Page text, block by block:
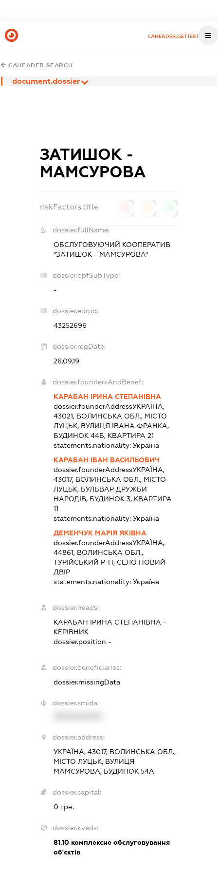
CAHEADER.GETTEST
CAHEADER.SEARCH
document.dossier
ЗАТИШОК -
МАМСУРОВА
riskFactors.title
dossier.fullName:
ОБСЛУГОВУЮЧИЙ КООПЕРАТИВ
"ЗАТИШОК - МАМСУРОВА"
dossier.opfSubType:
-
dossier.edrpo:
43252696
dossier.regDate:
26.09.19
dossier.foundersAndBenef:
КАРАБАН ІРИНА СТЕПАНІВНА
dossier.founderAddressУКРАЇНА,
43021, ВОЛИНСЬКА ОБЛ., МІСТО
ЛУЦЬК, ВУЛИЦЯ ІВАНА ФРАНКА,
БУДИНОК 44Б, КВАРТИРА 21
statements.nationality:Україна
КАРАБАН ІВАН ВАСИЛЬОВИЧ
dossier.founderAddressУКРАЇНА,
43017, ВОЛИНСЬКА ОБЛ., МІСТО
ЛУЦЬК, БУЛЬВАР ДРУЖБИ
НАРОДІВ, БУДИНОК 3, КВАРТИРА
11
statements.nationality:Україна
ДЕМЕНЧУК МАРІЯ ЯКІВНА
dossier.founderAddressУКРАЇНА,
44861, ВОЛИНСЬКА ОБЛ.,
ТУРІЙСЬКИЙ Р-Н, СЕЛО НОВИЙ
ДВІР
statements.nationality:Україна
dossier.heads:
КАРАБАН ІРИНА СТЕПАНІВНА -
КЕРІВНИК
dossier.position -
dossier.beneficiaries:
dossier.missingData
dossier.smida:
dossier.address:
УКРАЇНА, 43017, ВОЛИНСЬКА ОБЛ.,
МІСТО ЛУЦЬК, ВУЛИЦЯ
МАМСУРОВА, БУДИНОК 54А
dossier.capital:
0 грн.
dossier.kveds:
81.10 комплексне обслуговування
об'єктів